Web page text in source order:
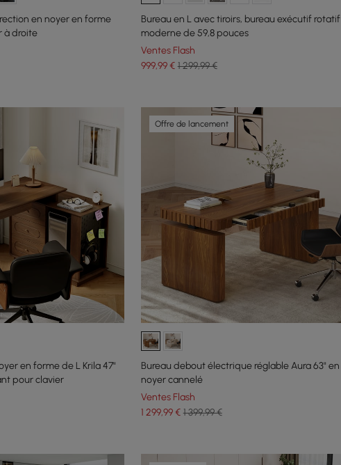
en noyer en forme
à droite
Bureau en L avec tiroirs, bureau exécutif rotatif
moderne de 59,8 pouces
Ventes Flash
999,99€ 1 299,99 €
en forme de L Krila 47"
pour clavier
Offre de lancement
Bureau debout électrique réglable Aura 63" en
noyer cannelé
Ventes Flash
1 299,99€ 1 399,99 €